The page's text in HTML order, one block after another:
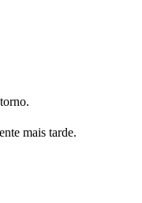
mais tarde.